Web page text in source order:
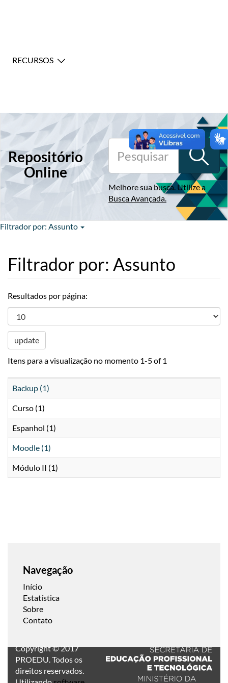
RECURSOS
Repositório
Online
Melhore sua busca. Utilize a
Busca Avançada.
Filtrador por: Assunto
Filtrador por: Assunto
Resultados por página:
update
Itens para a visualização no momento 1-5 of 1
Backup (1)
Curso (1)
Espanhol (1)
Moodle (1)
Módulo II (1)
Navegação
Início
Estatística
Sobre
Contato
Copyright © 2017
PROEDU. Todos os
direitos reservados.